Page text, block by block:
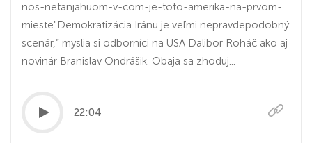
nos-netanjahuom-v-com-je-toto-amerika-na-prvom-
mieste"Demokratizácia Iránu je veľmi nepravdepodobný
scenár,” myslia si odborníci na USA Dalibor Roháč ako aj
novinár Branislav Ondrášik. Obaja sa zhoduj...
22:04